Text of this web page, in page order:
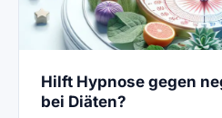
Hilft Hypnose gegen
bei Diäten?